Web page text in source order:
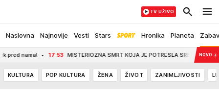
Naslovna Najnovije Vesti Stars Hronika Planeta
TV UŽIVO
17:53 MISTERIOZNA SMRT KOJA JE POTRESLA SRBIJU: Igrao za
NOVO →
KULTURA POP KULTURA ŽENA ŽIVOT ZANIMLJIVOSTI